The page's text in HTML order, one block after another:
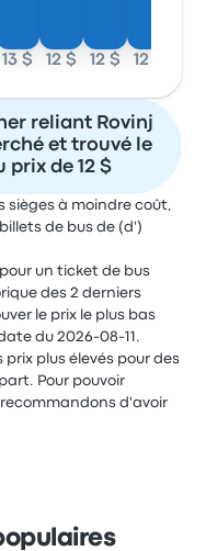
13 $ 12 $ 12 $ 12 $
reliant Rovinj
et trouvé le
prix de 12 $
sièges à moindre coût,
de bus de (d')
un ticket de bus
des 2 derniers
le prix le plus bas
du 2026-08-11.
plus élevés pour des
Pour pouvoir
recommandons d'avoir